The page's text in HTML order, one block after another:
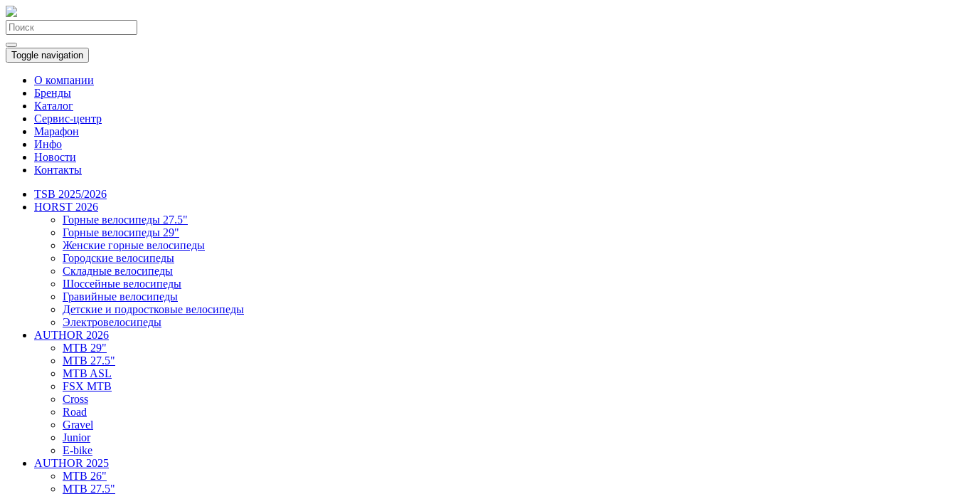
Toggle navigation
О компании
Бренды
Каталог
Сервис-центр
Марафон
Инфо
Новости
Контакты
TSB 2025/2026
HORST 2026
Горные велосипеды 27.5"
Горные велосипеды 29"
Женские горные велосипеды
Городские велосипеды
Складные велосипеды
Шоссейные велосипеды
Гравийные велосипеды
Детские и подростковые велосипеды
Электровелосипеды
AUTHOR 2026
MTB 29"
MTB 27.5"
MTB ASL
FSX MTB
Cross
Road
Gravel
Junior
E-bike
AUTHOR 2025
MTB 26"
MTB 27.5"